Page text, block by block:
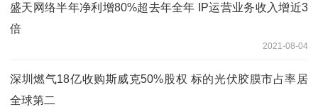
盛天网络半年净利增80%超去年全年 IP运营业务收入增近3
倍
2021-08-04
深圳燃气18亿收购斯威克50%股权 标的光伏胶膜市占率居
全球第二